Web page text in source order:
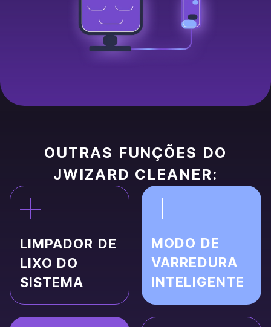
OUTRAS FUNÇÕES DO
JWIZARD CLEANER:
LIMPADOR DE
LIXO DO
SISTEMA
MODO DE
VARREDURA
INTELIGENTE